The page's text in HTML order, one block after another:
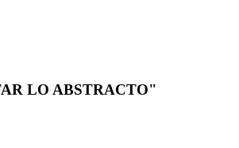
LO ABSTRACTO"